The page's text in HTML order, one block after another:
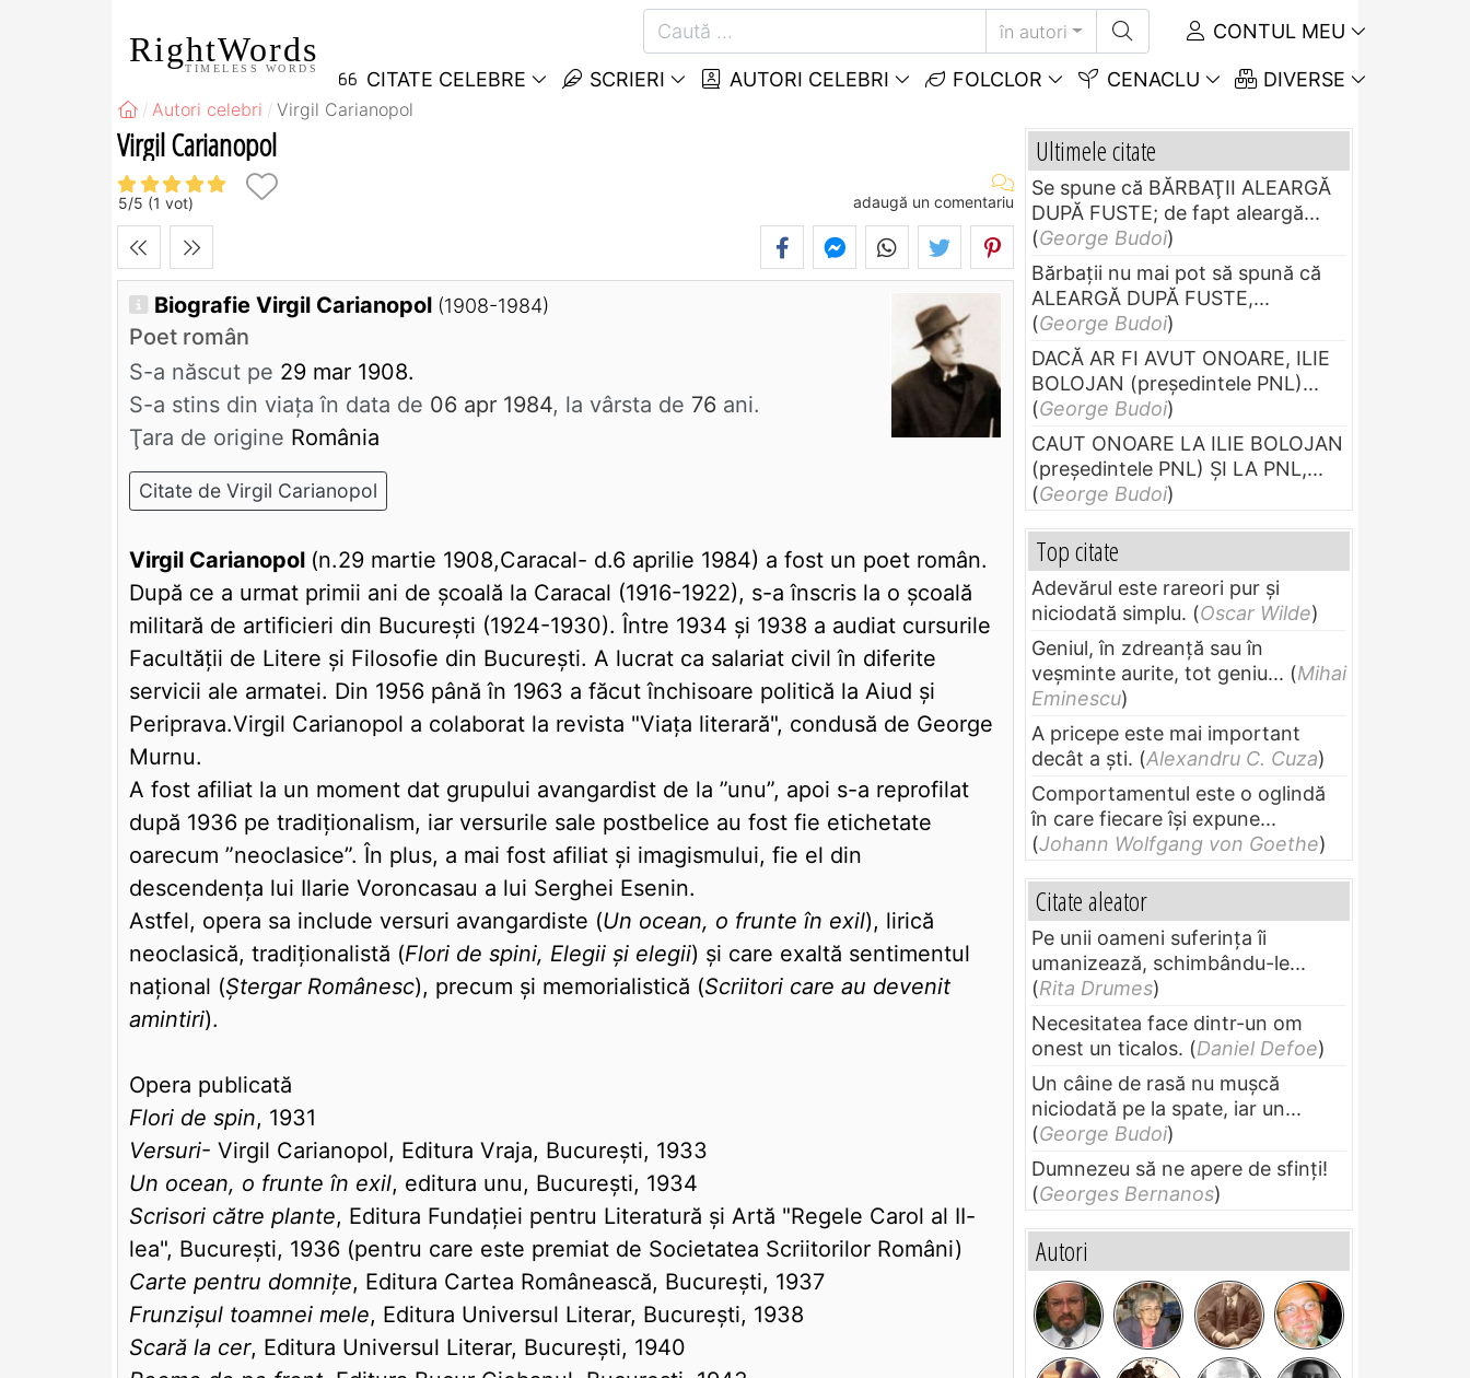
RightWords
TIMELESS WORDS
în autori CONTUL MEU
CITATE CELEBRE SCRIERI AUTORI CELEBRI FOLCLOR CENACLU DIVERSE
Autori celebri Virgil Carianopol
Virgil Carianopol
5/5 (1 vot) adaugă un comentariu
Biografie Virgil Carianopol (1908-1984)
Poet român
S-a născut pe 29 mar 1908.
S-a stins din viaţa în data de 06 apr 1984, la vârsta de 76 ani.
Ţara de origine România
Citate de Virgil Carianopol
Virgil Carianopol (n.29 martie 1908,Caracal- d.6 aprilie 1984) a fost un poet român.
După ce a urmat primii ani de școală la Caracal (1916-1922), s-a înscris la o școală
militară de artificieri din București (1924-1930). Între 1934 și 1938 a audiat cursurile
Facultății de Litere și Filosofie din București. A lucrat ca salariat civil în diferite
servicii ale armatei. Din 1956 până în 1963 a făcut închisoare politică la Aiud și
Periprava.Virgil Carianopol a colaborat la revista "Viața literară", condusă de George
Murnu.
A fost afiliat la un moment dat grupului avangardist de la ”unu”, apoi s-a reprofilat
după 1936 pe tradiționalism, iar versurile sale postbelice au fost fie etichetate
oarecum ”neoclasice”. În plus, a mai fost afiliat și imagismului, fie el din
descendența lui Ilarie Voroncasau a lui Serghei Esenin.
Astfel, opera sa include versuri avangardiste (Un ocean, o frunte în exil), lirică
neoclasică, tradiționalistă (Flori de spini, Elegii și elegii) și care exaltă sentimentul
național (Ștergar Românesc), precum și memorialistică (Scriitori care au devenit
amintiri).
Opera publicată
Flori de spin, 1931
Versuri- Virgil Carianopol, Editura Vraja, București, 1933
Un ocean, o frunte în exil, editura unu, București, 1934
Scrisori către plante, Editura Fundației pentru Literatură și Artă "Regele Carol al II-
lea", București, 1936 (pentru care este premiat de Societatea Scriitorilor Români)
Carte pentru domnițe, Editura Cartea Românească, București, 1937
Frunzișul toamnei mele, Editura Universul Literar, București, 1938
Scară la cer, Editura Universul Literar, București, 1940
Ultimele citate
Se spune că BĂRBAŢII ALEARGĂ
DUPĂ FUSTE; de fapt aleargă...
(George Budoi)
Bărbaţii nu mai pot să spună că
ALEARGĂ DUPĂ FUSTE,...
(George Budoi)
DACĂ AR FI AVUT ONOARE, ILIE
BOLOJAN (preşedintele PNL)...
(George Budoi)
CAUT ONOARE LA ILIE BOLOJAN
(preşedintele PNL) ŞI LA PNL,...
(George Budoi)
Top citate
Adevărul este rareori pur și
niciodată simplu. (Oscar Wilde)
Geniul, în zdreanţă sau în
veşminte aurite, tot geniu... (Mihai
Eminescu)
A pricepe este mai important
decât a ști. (Alexandru C. Cuza)
Comportamentul este o oglindă
în care fiecare își expune...
(Johann Wolfgang von Goethe)
Citate aleator
Pe unii oameni suferinţa îi
umanizează, schimbându-le...
(Rita Drumes)
Necesitatea face dintr-un om
onest un ticalos. (Daniel Defoe)
Un câine de rasă nu muşcă
niciodată pe la spate, iar un...
(George Budoi)
Dumnezeu să ne apere de sfinți!
(Georges Bernanos)
Autori